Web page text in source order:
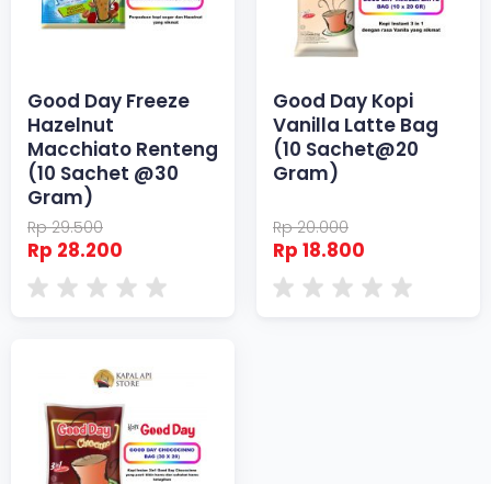
Good Day Freeze
Hazelnut
Macchiato Renteng
(10 Sachet @30
Gram)
Rp 29.500
Rp 28.200
Good Day Kopi
Vanilla Latte Bag
(10 Sachet@20
Gram)
Rp 20.000
Rp 18.800